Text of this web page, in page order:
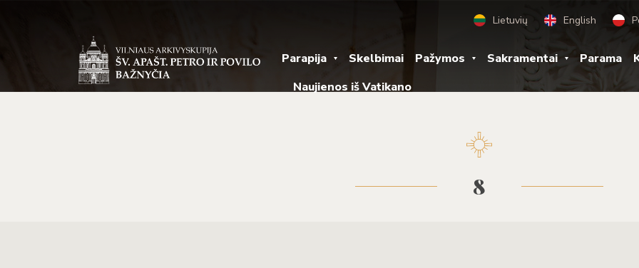
Lietuvių English
Parapija Skelbimai Pažymos Sakramentai Parama
Naujienos iš Vatikano
8